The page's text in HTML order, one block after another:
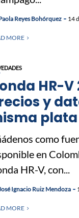
Reyes Bohórquez 14
MORE
HR-
y
plata
como
en
HR-V, con...
Ignacio Ruiz Mendoza
MORE